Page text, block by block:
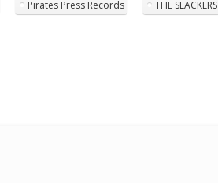
Pirates Press Records THE SLACKERS